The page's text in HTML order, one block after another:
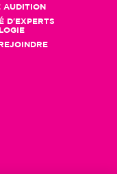
AUDITION
D'EXPERTS